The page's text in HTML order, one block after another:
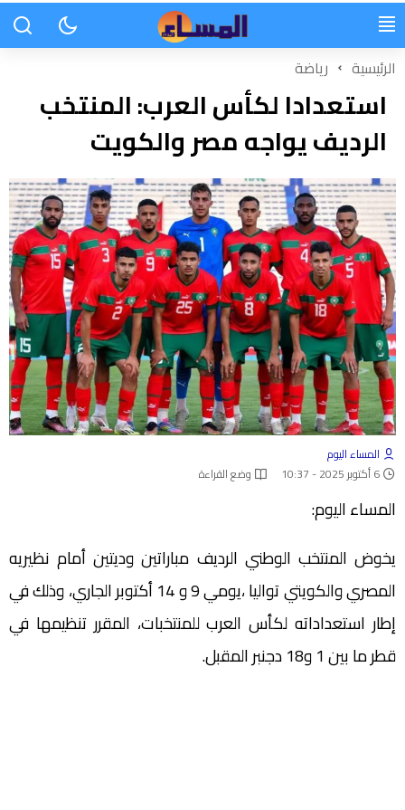
الرئيسية رياضة
استعدادا لكأس العرب: المنتخب
الرديف يواجه مصر والكويت
المساء اليوم
6 أكتوبر 2025 - 10:37
وضع القراءة
المساء اليوم:
يخوض المنتخب الوطني الرديف مباراتين وديتين أمام نظيريه
المصري والكويتي تواليا ،يومي 9 و 14 أكتوبر الجاري، وذلك في
إطار استعداداته لكأس العرب للمنتخبات، المقرر تنظيمها في
قطر ما بين 1 و18 دجنبر المقبل.